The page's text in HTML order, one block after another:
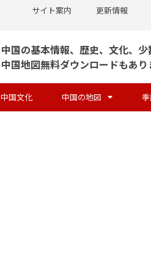
サイト案内 更新情報
中国の基本情報、歴史、文化、
中国地図無料ダウンロードもあり
中国文化 中国の地図